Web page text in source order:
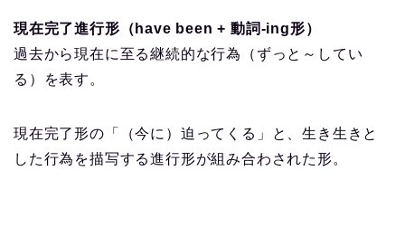
現在完了進行形（have been + 動詞-ing形）
過去から現在に至る継続的な行為（ずっと～してい
る）を表す。
現在完了形の「（今に）迫ってくる」と、生き生きと
した行為を描写する進行形が組み合わされた形。